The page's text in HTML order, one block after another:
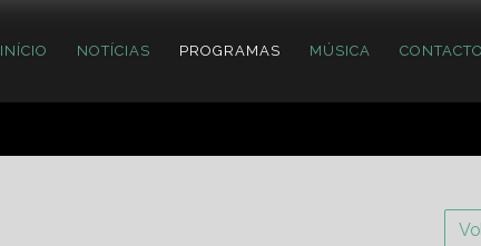
INÍCIO NOTÍCIAS PROGRAMAS MÚSICA